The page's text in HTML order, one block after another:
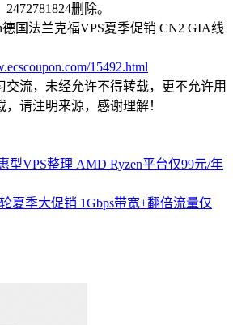
删除。
国法兰克福VPS夏季促销 CN2 GIA线
15492.html
交流，未经允许不得转载，更不允许用
请注明来源，感谢理解！
型VPS整理 AMD Ryzen平台仅99元/年
夏季大促销 1Gbps带宽+翻倍流量仅